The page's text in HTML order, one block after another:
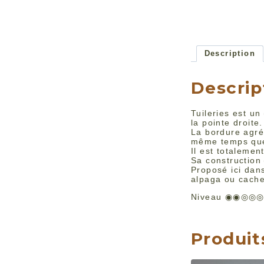
Description
Tuileries est un
la pointe droite.
La bordure
même temps
Il est
Sa
Proposé ici
alpaga ou
Niveau ◉◉◎◎◎